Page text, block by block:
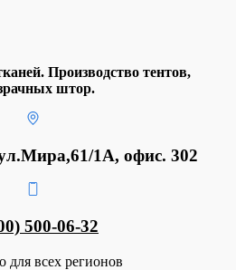
Производство тентов,
штор.
1А, офис. 302
500-06-32
для всех регионов